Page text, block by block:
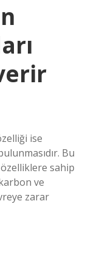
ise
Bu
sahip
ve
zarar